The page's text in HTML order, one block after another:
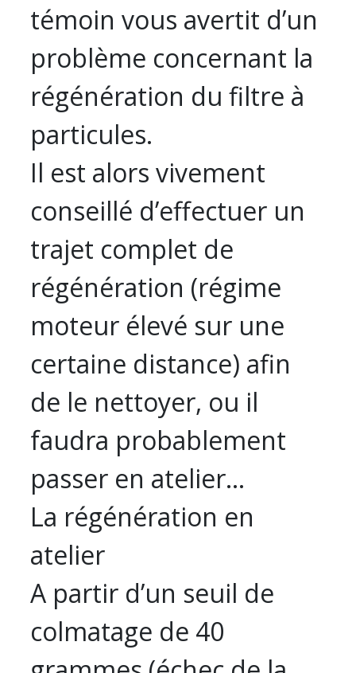
témoin vous avertit d’un
problème concernant la
régénération du filtre à
particules.
Il est alors vivement
conseillé d’effectuer un
trajet complet de
régénération (régime
moteur élevé sur une
certaine distance) afin
de le nettoyer, ou il
faudra probablement
passer en atelier…
La régénération en
atelier
A partir d’un seuil de
colmatage de 40